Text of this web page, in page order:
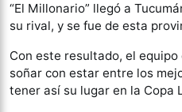
“El Millonario” llegó a
su rival, y se fue de esta
Con este resultado, el equipo
soñar con estar entre los
tener así su lugar en la Copa